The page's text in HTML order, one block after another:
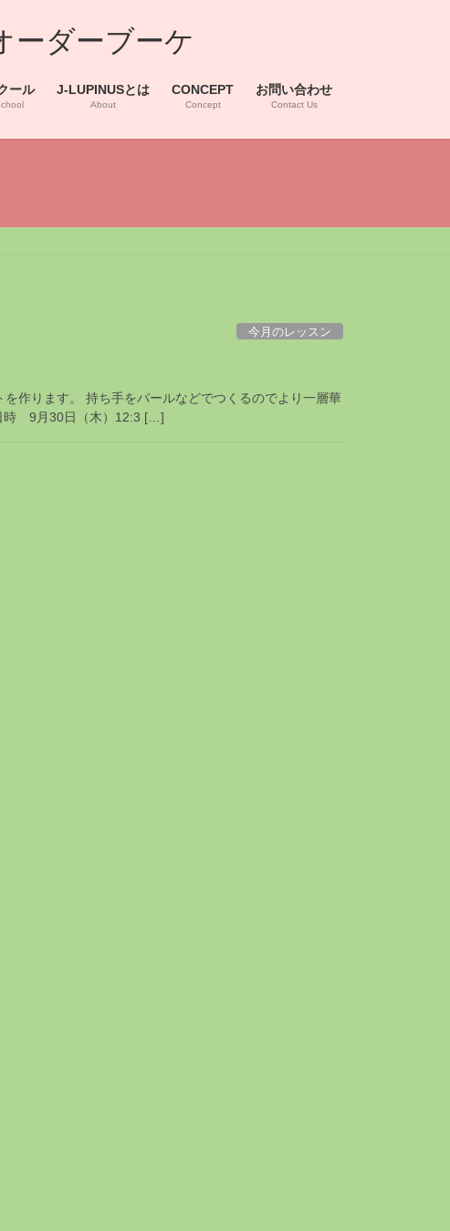
ダーブーケ
ール J-LUPINUSとは
About
CONCEPT
Concept
お問い合わせ
Contact Us
今月のレッスン
作ります。 持ち手をパールなどでつくるのでより一層華
時 9月30日（木）12:3 […]